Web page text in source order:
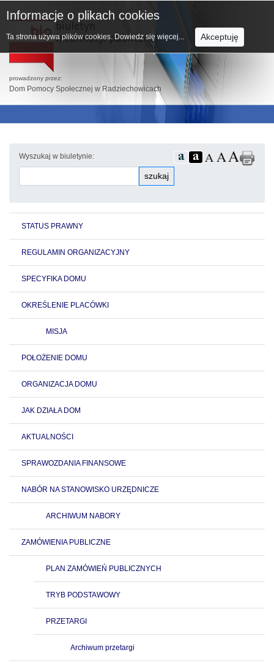
prowadzony przez:
Dom Pomocy Społecznej w Radziechowicach
Wyszukaj w biuletynie:
szukaj
STATUS PRAWNY
REGULAMIN ORGANIZACYJNY
SPECYFIKA DOMU
OKREŚLENIE PLACÓWKI
MISJA
POŁOŻENIE DOMU
ORGANIZACJA DOMU
JAK DZIAŁA DOM
AKTUALNOŚCI
SPRAWOZDANIA FINANSOWE
NABÓR NA STANOWISKO URZĘDNICZE
ARCHIWUM NABORY
ZAMÓWIENIA PUBLICZNE
PLAN ZAMÓWIEŃ PUBLICZNYCH
TRYB PODSTAWOWY
PRZETARGI
Archiwum przetargi
Informacje o plikach cookies
Ta strona używa plików cookies. Dowiedz się więcej... Akceptuję